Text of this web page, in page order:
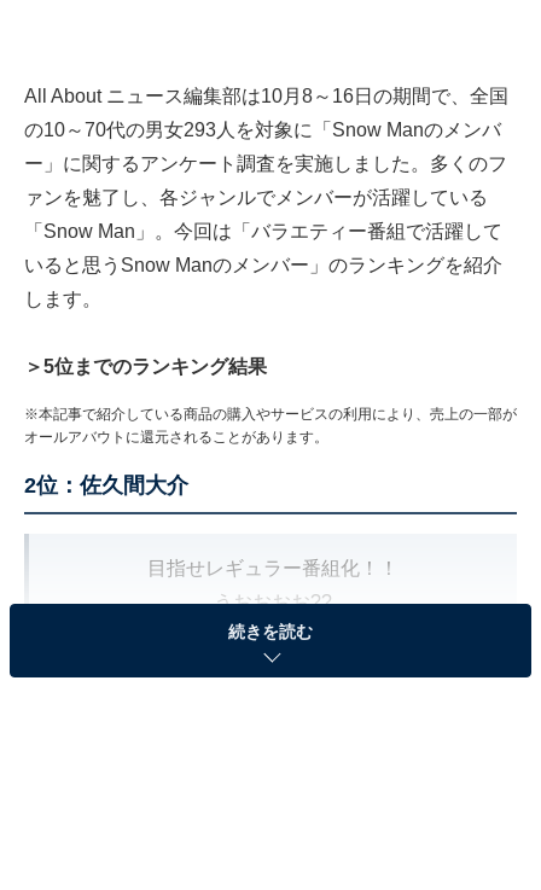
All About ニュース編集部は10月8～16日の期間で、全国
の10～70代の男女293人を対象に「Snow Manのメンバ
ー」に関するアンケート調査を実施しました。多くのフ
ァンを魅了し、各ジャンルでメンバーが活躍している
「Snow Man」。今回は「バラエティー番組で活躍して
いると思うSnow Manのメンバー」のランキングを紹介
します。
＞5位までのランキング結果
※本記事で紹介している商品の購入やサービスの利用により、売上の一部が
オールアバウトに還元されることがあります。
2位：佐久間大介
目指せレギュラー番組化！！
うおおおお??
pic.twitter.com/kh0OpO2brs
続きを読む